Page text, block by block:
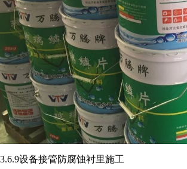
3.6.9设备接管防腐蚀衬里施工